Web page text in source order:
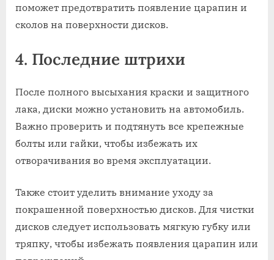
поможет предотвратить появление царапин и
сколов на поверхности дисков.
4. Последние штрихи
После полного высыхания краски и защитного
лака, диски можно установить на автомобиль.
Важно проверить и подтянуть все крепежные
болты или гайки, чтобы избежать их
отворачивания во время эксплуатации.
Также стоит уделить внимание уходу за
покрашенной поверхностью дисков. Для чистки
дисков следует использовать мягкую губку или
тряпку, чтобы избежать появления царапин или